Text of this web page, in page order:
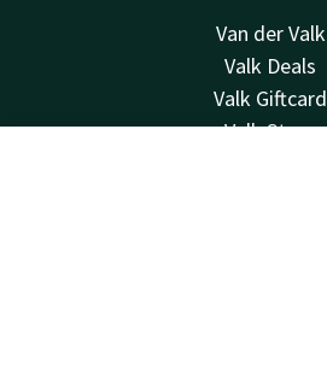
Van der Valk
Valk Deals
Valk Giftcard
Valk Store